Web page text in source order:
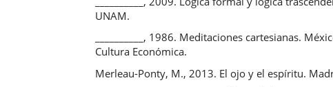
UNAM.
__________, 1986. Meditaciones cartesianas.
Cultura Económica.
Merleau-Ponty, M., 2013. El ojo y el espíritu.